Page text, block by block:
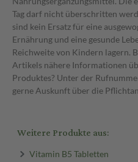
Tag darf nicht überschritten
sind kein Ersatz für eine
Ernährung und eine gesunde
Reichweite von Kindern lagern.
Artikels nähere Informationen
Produktes? Unter der
gerne Auskunft über die
Weitere Produkte aus:
Vitamin B5 Tabletten